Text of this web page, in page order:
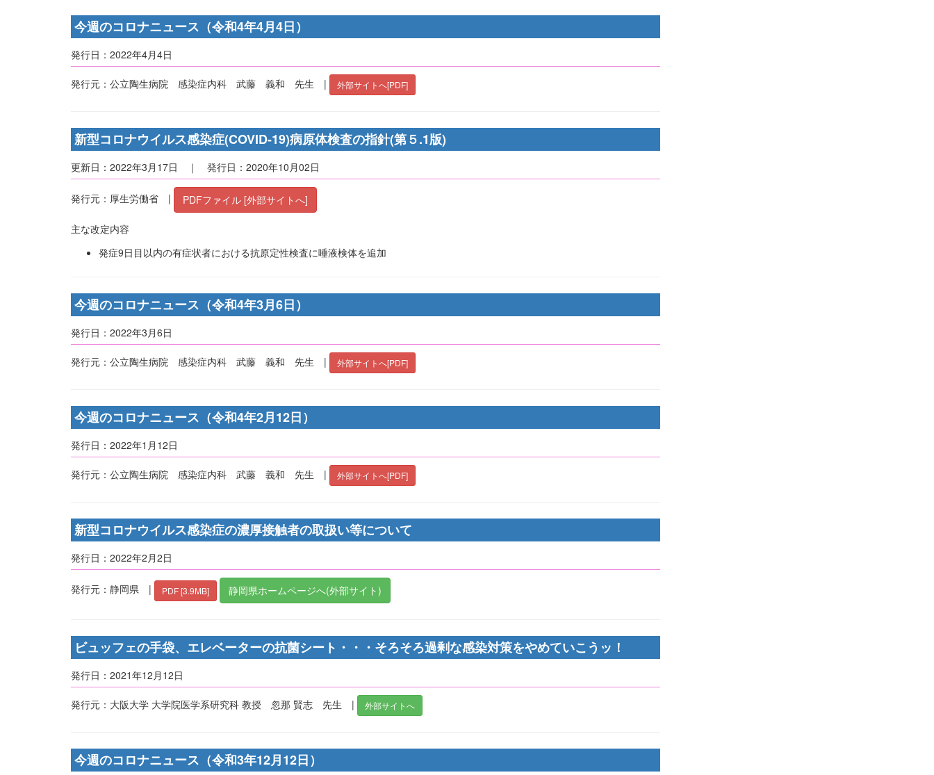
今週のコロナニュース（令和4年4月4日）
発行日：2022年4月4日
発行元：公立陶生病院 感染症内科 武藤 義和 先生 | 外部サイトへ[PDF]
新型コロナウイルス感染症(COVID-19)病原体検査の指針(第５.1版)
更新日：2022年3月17日 ｜ 発行日：2020年10月02日
発行元：厚生労働省 | PDFファイル [外部サイトへ]
主な改定内容
発症9日目以内の有症状者における抗原定性検査に唾液検体を追加
今週のコロナニュース（令和4年3月6日）
発行日：2022年3月6日
発行元：公立陶生病院 感染症内科 武藤 義和 先生 | 外部サイトへ[PDF]
今週のコロナニュース（令和4年2月12日）
発行日：2022年1月12日
発行元：公立陶生病院 感染症内科 武藤 義和 先生 | 外部サイトへ[PDF]
新型コロナウイルス感染症の濃厚接触者の取扱い等について
発行日：2022年2月2日
発行元：静岡県 | PDF [3.9MB] 静岡県ホームページへ(外部サイト)
ビュッフェの手袋、エレベーターの抗菌シート・・・そろそろ過剰な感染対策をやめていこうッ！
発行日：2021年12月12日
発行元：大阪大学 大学院医学系研究科 教授 忽那 賢志 先生 | 外部サイトへ
今週のコロナニュース（令和3年12月12日）